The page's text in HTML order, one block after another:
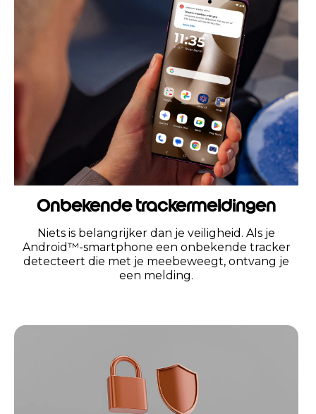
Onbekende trackermeldingen
Niets is belangrijker dan je veiligheid. Als je
Android™-smartphone een onbekende tracker
detecteert die met je meebeweegt, ontvang je
een melding.